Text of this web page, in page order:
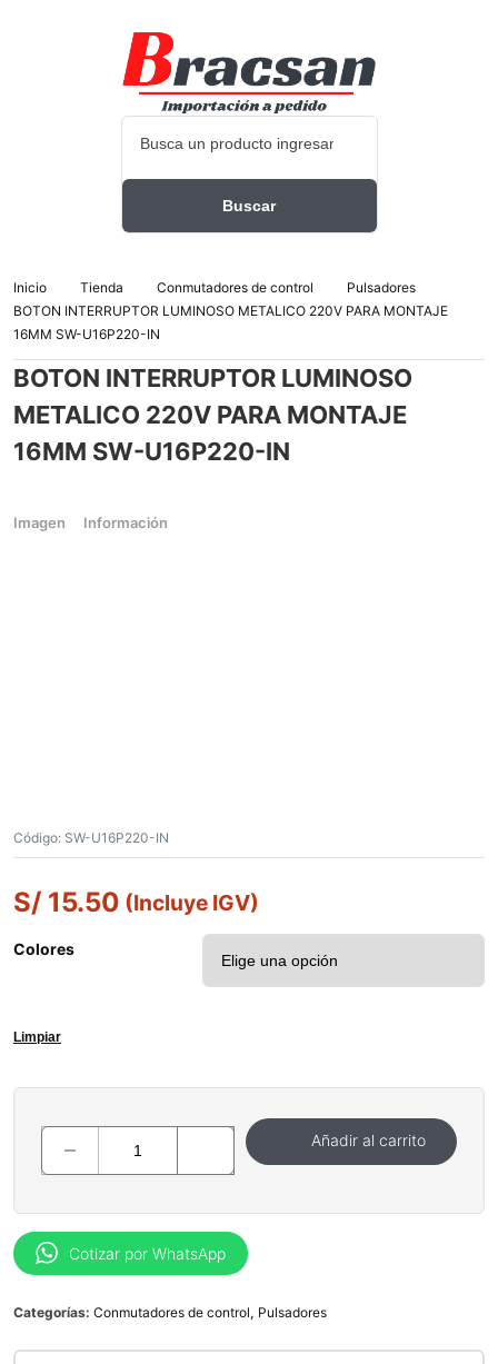
Inicio Tienda Conmutadores de control
Pulsadores
BOTON INTERRUPTOR LUMINOSO METALICO 220V PARA MONTAJE
16MM SW-U16P220-IN
BOTON INTERRUPTOR LUMINOSO
METALICO 220V PARA MONTAJE
16MM SW-U16P220-IN
Imagen Información
Código: SW-U16P220-IN
S/ 15.50 (Incluye IGV)
Colores
Limpiar
Añadir al carrito
Cotizar por WhatsApp
Categorías: Conmutadores de control, Pulsadores